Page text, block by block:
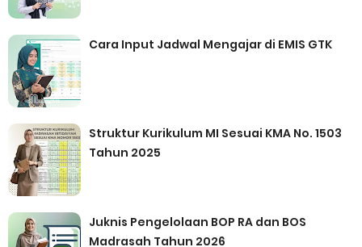
Cara Input Jadwal Mengajar di EMIS GTK
Struktur Kurikulum MI Sesuai KMA No. 1503
Tahun 2025
Juknis Pengelolaan BOP RA dan BOS
Madrasah Tahun 2026